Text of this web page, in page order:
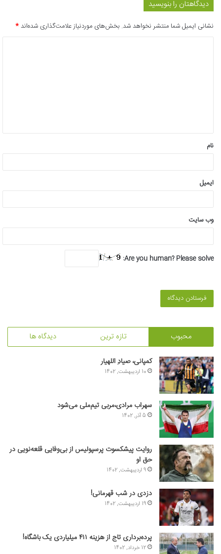
دیدگاهتان را بنویسید
نشانی ایمیل شما منتشر نخواهد شد. بخش‌های موردنیاز علامت‌گذاری شده‌اند*
*
نام
ایمیل
وب‌ سایت
Are you human? Please solve:
محبوب تازه ترین دیدگاه ها
کمپانی، صیادِ اللهیار
10 اردیبهشت, 1402
سهراب مرادی،مربی تیم‌ملی می‌شود
5 آذر, 1402
روایت پیشکسوت پرسپولیس از بی‌وفایی قلعه‌نویی در
حق او
9 اردیبهشت, 1402
دزدی در شب قهرمانی!
19 اردیبهشت, 1402
پرده‌برداری تاج از هزینه ۴۱۱ میلیاردی یک باشگاه!
12 خرداد, 1402